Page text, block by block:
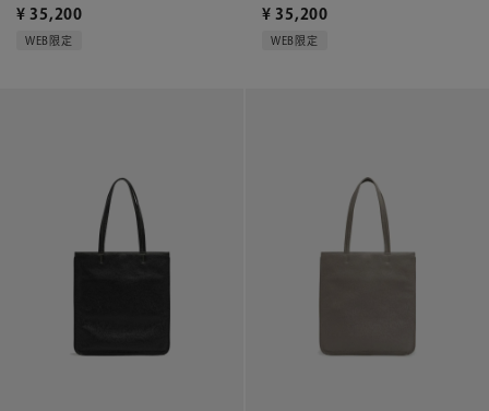
¥ 35,200
WEB限定
¥ 35,200
WEB限定